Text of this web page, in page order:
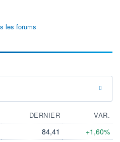
les forums
DERNIER
VAR.
84,41 +1,60%